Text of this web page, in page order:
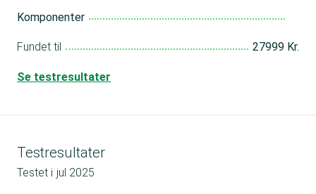
Komponenter
Fundet til 27999 Kr.
Se testresultater
Testresultater
Testet i jul 2025